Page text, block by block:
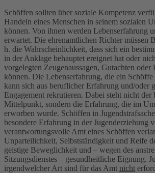
Schöffen sollten über soziale Kompetenz
Handeln eines Menschen in seinem sozialen
können. Von ihnen werden Lebenserfahrung
erwartet. Die ehrenamtlichen Richter müssen
h. die Wahrscheinlichkeit, dass sich ein
in der Anklage behauptet ereignet hat oder
vorgelegten Zeugenaussagen, Gutachten oder
können. Die Lebenserfahrung, die ein Schöffe
kann sich aus beruflicher Erfahrung und/oder
Engagement rekrutieren. Dabei steht nicht
Mittelpunkt, sondern die Erfahrung, die im
erworben wurde. Schöffen in
besondere Erfahrung in der Jugenderziehung
verantwortungsvolle Amt eines Schöffen
Unparteilichkeit, Selbstständigkeit und Reife
geistige Beweglichkeit und – wegen des
Sitzungsdienstes – gesundheitliche Eignung.
irgendwelcher Art sind für das Amt nicht